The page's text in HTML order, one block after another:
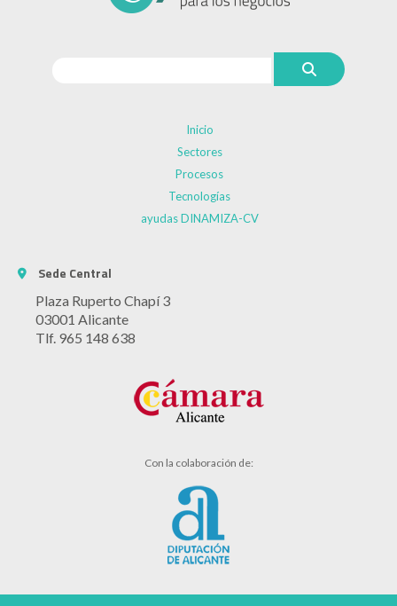
Inicio
Sectores
Procesos
Tecnologías
ayudas DINAMIZA-CV
Sede Central
Plaza Ruperto Chapí 3
03001 Alicante
Tlf. 965 148 638
Con la colaboración de: